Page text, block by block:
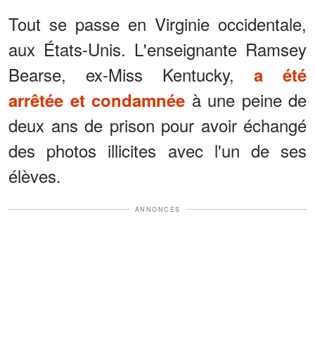
Tout se passe en Virginie occidentale,
aux États-Unis. L'enseignante Ramsey
Bearse, ex-Miss Kentucky, a été
arrêtée et condamnée à une peine de
deux ans de prison pour avoir échangé
des photos illicites avec l'un de ses
élèves.
ANNONCES